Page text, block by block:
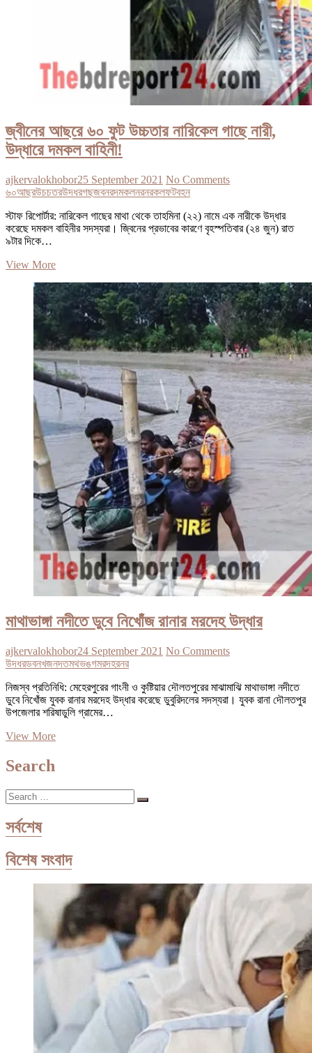
জ্বীনের আছরে ৬০ ফুট উচ্চতার নারিকেল গাছে নারী,
উদ্ধারে দমকল বাহিনী!
ajkervalokhobor25 September 2021 No Comments
৬০আছরউচচতরউদধরগছজবনরদমকলনরনরকলফটবহন
স্টাফ রিপোর্টার: নারিকেল গাছের মাথা থেকে তাহমিনা (২২) নামে এক নারীকে উদ্ধার
করেছে দমকল বাহিনীর সদস্যরা। জ্বিনের প্রভাবের কারণে বৃহস্পতিবার (২৪ জুন) রাত
৯টার দিকে…
View Moreজ্বীনের
৬০
ফুট
উচ্চতার
নারিকেল
গাছে
নারী,
উদ্ধারে
দমকল
বাহিনী!
মাথাভাঙ্গা নদীতে ডুবে নিখােঁজ রানার মরদেহ উদ্ধার
ajkervalokhobor24 September 2021 No Comments
উদধরডবনখজনদতমথভঙগমরদহরনর
নিজস্ব প্রতিনিধি: মেহেরপুরের গাংনী ও কুষ্টিয়ার দৌলতপুরের মাঝামাঝি মাথাভাঙ্গা নদীতে
ডুবে নিখােঁজ যুবক রানার মরদেহ উদ্ধার করেছে ডুবুরিদলের সদস্যরা। যুবক রানা দৌলতপুর
উপজেলার শরিষাডুলি গ্রামের…
View Moreমাথাভাঙ্গা
Search
Search
…
সর্বশেষ
বিশেষ সংবাদ